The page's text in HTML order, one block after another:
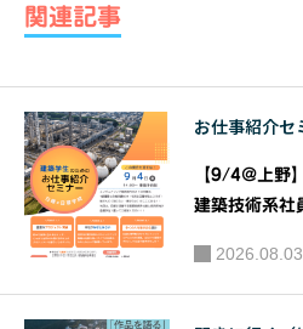
師：岩崎
駿介（市
民活動
家、都市
関連記事
お仕事紹介セ
【9/4@上野
建築技術系社
ー』｜共催：
社 株式会社
2026.08.03